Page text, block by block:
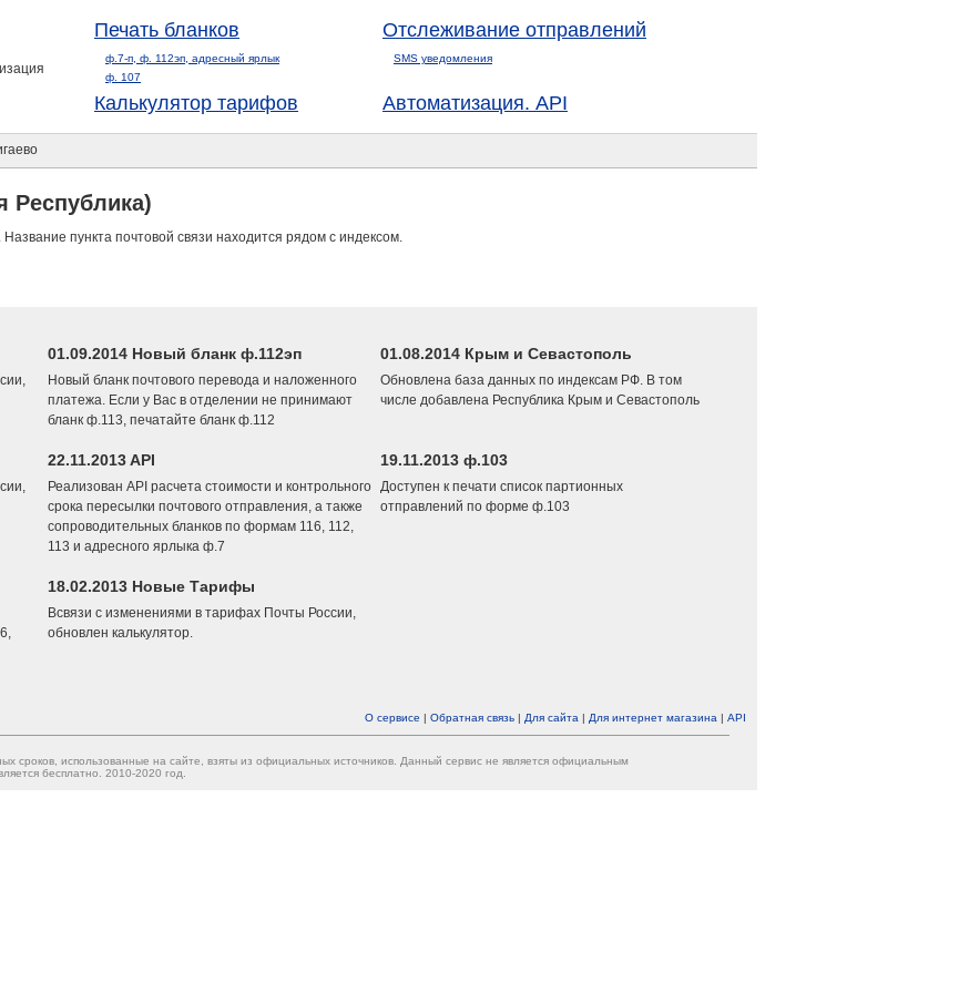
Печать бланков
ф.7-п, ф. 112эп, адресный ярлык
ф. 107
Отслеживание отправлений
SMS уведомления
Калькулятор тарифов Автоматизация. API
пункта почтовой связи находится рядом с индексом.
01.09.2014 Новый бланк ф.112эп
Новый бланк почтового перевода и наложенного
платежа. Если у Вас в отделении не принимают
бланк ф.113, печатайте бланк ф.112
01.08.2014 Крым и Севастополь
Обновлена база данных по индексам РФ. В том
числе добавлена Республика Крым и Севастополь
22.11.2013 API
Реализован API расчета стоимости и контрольного
срока пересылки почтового отправления, а также
сопроводительных бланков по формам 116, 112,
113 и адресного ярлыка ф.7
19.11.2013 ф.103
Доступен к печати список партионных
отправлений по форме ф.103
18.02.2013 Новые Тарифы
Всвязи с изменениями в тарифах Почты России,
обновлен калькулятор.
О сервисе | Обратная связь | Для сайта | Для интернет магазина | API
сроков, использованные на сайте, взяты из официальных источников. Данный сервис не является официальным
бесплатно. 2010-2020 год.